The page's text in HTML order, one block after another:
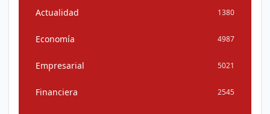
Actualidad 1380
Economía 4987
Empresarial 5021
Financiera 2545